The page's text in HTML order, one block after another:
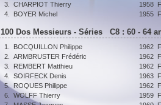
3.
CHARPIOT Thierry 1958
4.
BOYER Michel 1955
100 Dos Messieurs - Séries C8 : 60 - 64
1. BOCQUILLON Philippe 1962
2.
ARMBRUSTER Frédéric 1962
3.
REMBERT Matthieu 1962
4.
SOIRFECK Denis 1963
5. ROQUES Philippe 1962
6.
WOLFF Thierry 1959